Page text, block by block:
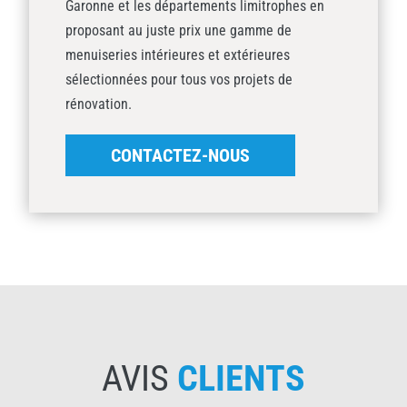
Garonne et les départements limitrophes en
proposant au juste prix une gamme de
menuiseries intérieures et extérieures
sélectionnées pour tous vos projets de
rénovation.
CONTACTEZ-NOUS
AVIS CLIENTS